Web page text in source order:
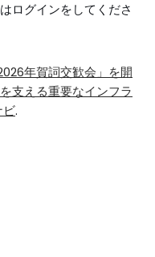
ログインをしてくださ
年賀詞交歓会」を開
支える重要なインフラ
ビ.